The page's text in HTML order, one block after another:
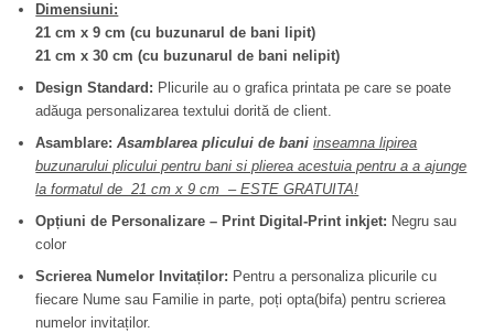
Dimensiuni:
21 cm x 9 cm (cu buzunarul de bani lipit)
21 cm x 30 cm (cu buzunarul de bani nelipit)
Design Standard: Plicurile au o grafica printata pe care se poate
adăuga personalizarea textului dorită de client.
Asamblare: Asamblarea plicului de baniinseamna lipirea
buzunarului plicului pentru bani si plierea acestuia pentru a a ajunge
la formatul de 21 cm x 9 cm – ESTE GRATUITA!
Opțiuni de Personalizare – Print Digital-Print inkjet: Negru sau
color
Scrierea Numelor Invitaților: Pentru a personaliza plicurile cu
fiecare Nume sau Familie in parte, poți opta(bifa) pentru scrierea
numelor invitaților.